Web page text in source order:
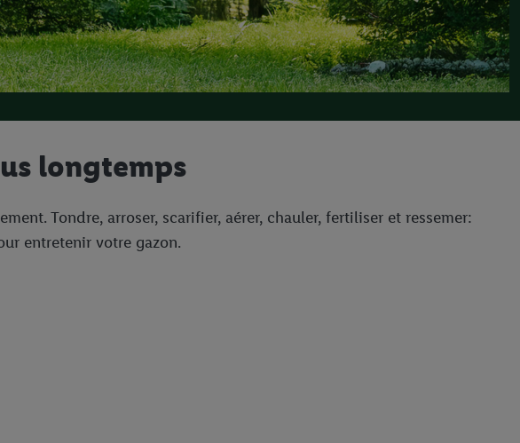
longtemps
Tondre, arroser, scarifier, aérer, chauler, fertiliser et ressemer:
entretenir votre gazon.